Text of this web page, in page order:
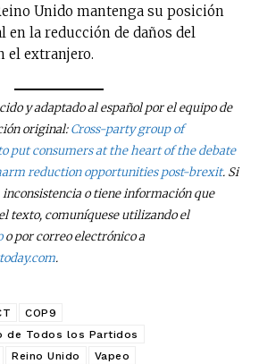
pierdas de las
noticias
a nuestro boletín diario y
las noticias del vapeo y la
de daños en tu correo
to our daily clipping and
the news of vaping and
SUBSCRIBIRSE
Unido mantenga su posición
la reducción de daños del
el extranjero.
y adaptado al español por el equipo de
original:Cross-party group of
put consumers at the heart of the debate
reduction opportunities post-brexit. Si
o tiene información que
texto, comuníquese utilizando el
o por correo electrónico a
.
COP9
de Todos los Partidos
Reino Unido Vapeo